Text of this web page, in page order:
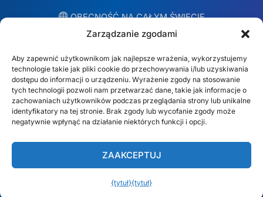
Zarządzanie zgodami
Aby zapewnić użytkownikom jak najlepsze wrażenia, wykorzystujemy
technologie takie jak pliki cookie do przechowywania i/lub uzyskiwania
dostępu do informacji o urządzeniu. Wyrażenie zgody na stosowanie
tych technologii pozwoli nam przetwarzać dane, takie jak informacje o
zachowaniach użytkowników podczas przeglądania strony lub unikalne
identyfikatory na tej stronie. Brak zgody lub wycofanie zgody może
negatywnie wpłynąć na działanie niektórych funkcji i opcji.
ZAAKCEPTUJ
{tytuł}{tytuł}
︎ OBECNOŚĆ NA CAŁYM ŚWIECIE
Lokalne zespoły w 10 krajach
USA
Dubaj
Meksyk
España
Irlandia
Polska
Australia
S. Afryka
Znajdź swój lokalny zespół →